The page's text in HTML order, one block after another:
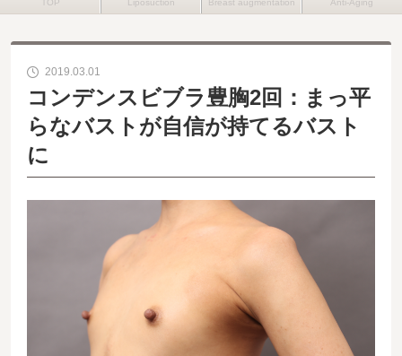
2019.03.01
コンデンスビブラ豊胸2回：まっ平
らなバストが自信が持てるバスト
に